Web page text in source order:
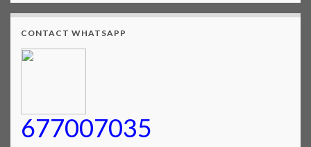
CONTACT WHATSAPP
677007035